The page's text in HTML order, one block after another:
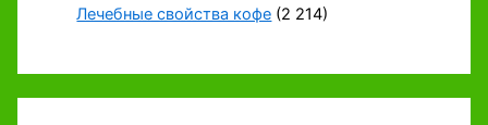
Лечебные свойства кофе (2 214)